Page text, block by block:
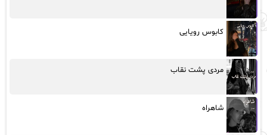
کابوس رویایی
مردی پشت نقاب
شاهراه